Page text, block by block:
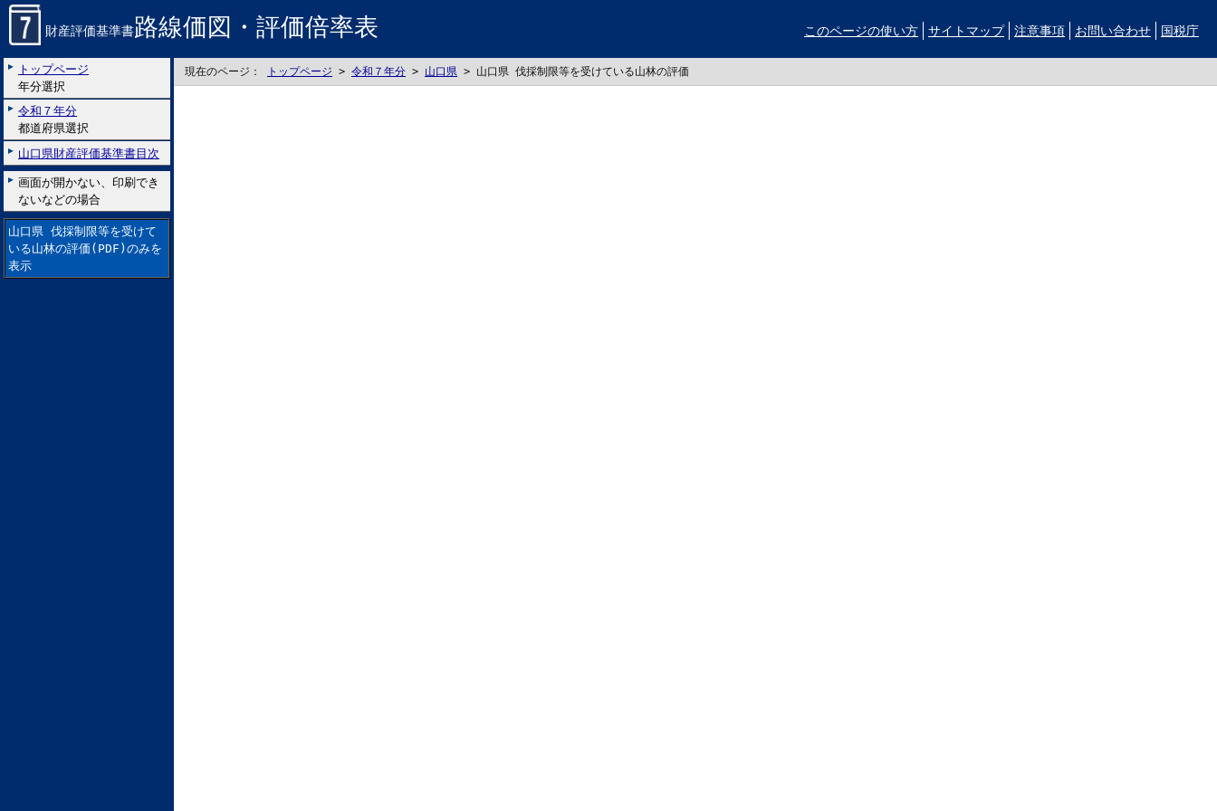
財産評価基準書路線価図・評価倍率表 このページの使い方 サイトマップ 注意事項 お問い合わせ 国税庁
トップページ
年分選択
令和７年分
都道府県選択
山口県財産評価基準書目次
画面が開かない、印刷でき
ないなどの場合
山口県 伐採制限等を受けて
いる山林の評価(PDF)のみを
表示
現在のページ： トップページ > 令和７年分 > 山口県 > 山口県 伐採制限等を受けている山林の評価